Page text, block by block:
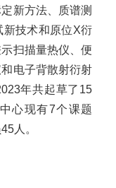
新方法、质谱测
新技术和原位X衍
扫描量热仪、便
电子背散射衍射
年共起草了15
心现有7个课题
人。